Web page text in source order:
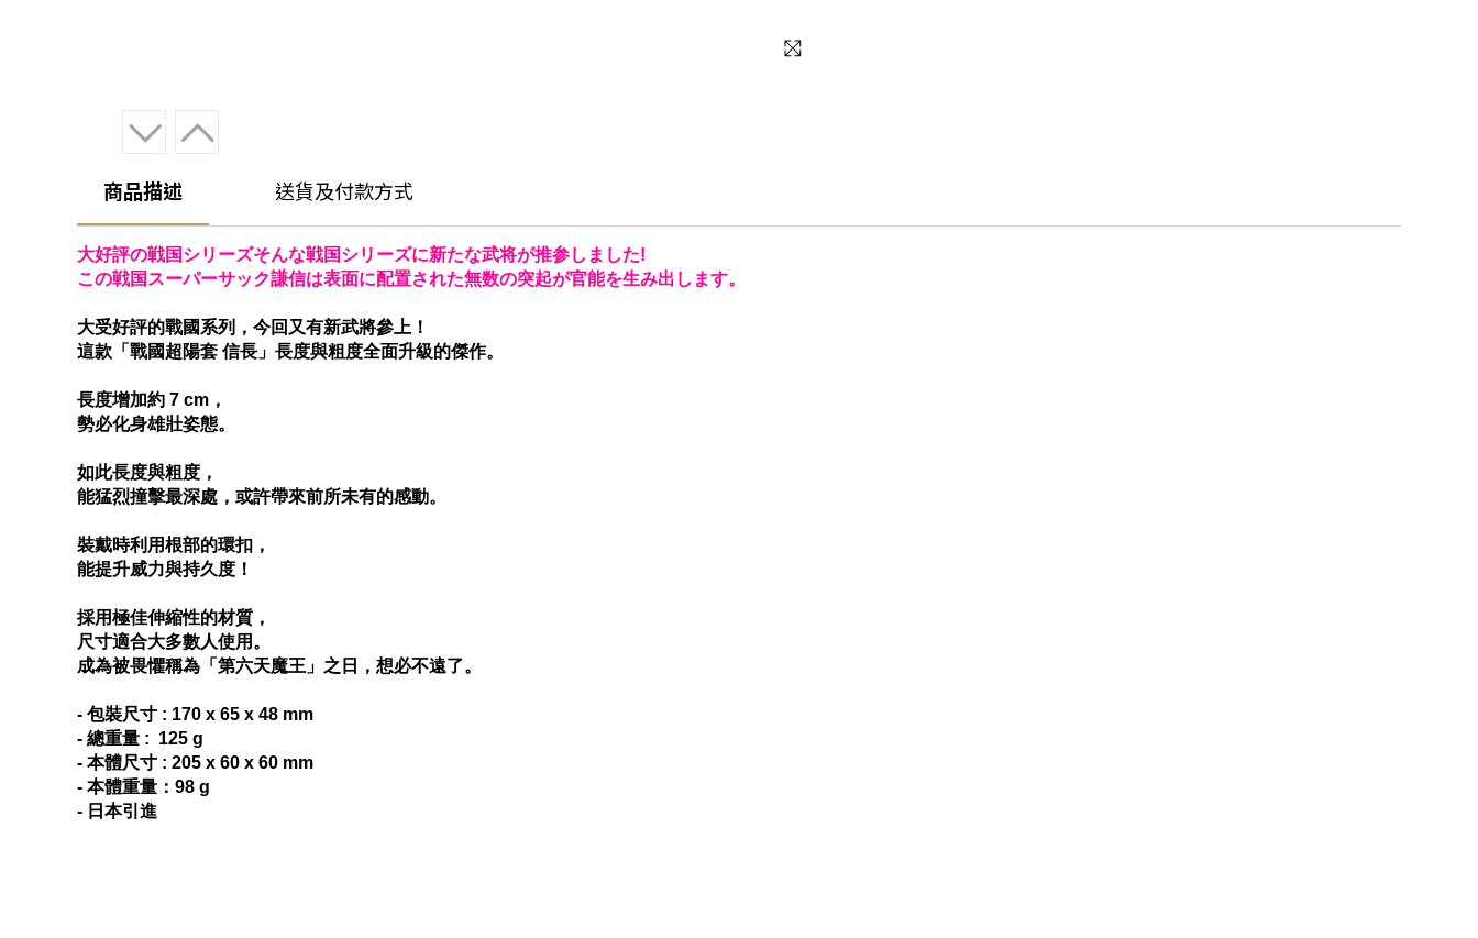
商品描述 送貨及付款方式
大好評の戦国シリーズそんな戦国シリーズに新たな武将が推参しました!
この戦国スーパーサック謙信は表面に配置された無数の突起が官能を生み出します。
大受好評的戰國系列，今回又有新武將參上！
這款「戰國超陽套 信長」長度與粗度全面升級的傑作。
長度增加約 7 cm，
勢必化身雄壯姿態。
如此長度與粗度，
能猛烈撞擊最深處，或許帶來前所未有的感動。
裝戴時利用根部的環扣，
能提升威力與持久度！
採用極佳伸縮性的材質，
尺寸適合大多數人使用。
成為被畏懼稱為「第六天魔王」之日，想必不遠了。
- 包裝尺寸 : 170 x 65 x 48 mm
- 總重量 : 125 g
- 本體尺寸 : 205 x 60 x 60 mm
- 本體重量：98 g
- 日本引進